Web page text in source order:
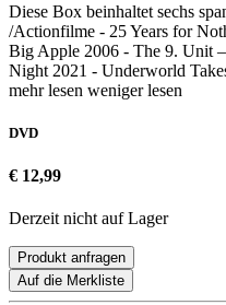
Diese Box beinhaltet sechs
/Actionfilme - 25 Years for
Big Apple 2006 - The 9. Unit
Night 2021 - Underworld
mehr lesen weniger lesen
DVD
€ 12,99
Derzeit nicht auf Lager
Produkt anfragen
Auf die Merkliste